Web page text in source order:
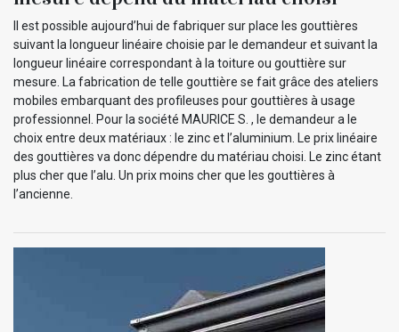
Il est possible aujourd’hui de fabriquer sur place les gouttières
suivant la longueur linéaire choisie par le demandeur et suivant la
longueur linéaire correspondant à la toiture ou gouttière sur
mesure. La fabrication de telle gouttière se fait grâce des ateliers
mobiles embarquant des profileuses pour gouttières à usage
professionnel. Pour la société MAURICE S. , le demandeur a le
choix entre deux matériaux : le zinc et l’aluminium. Le prix linéaire
des gouttières va donc dépendre du matériau choisi. Le zinc étant
plus cher que l’alu. Un prix moins cher que les gouttières à
l’ancienne.